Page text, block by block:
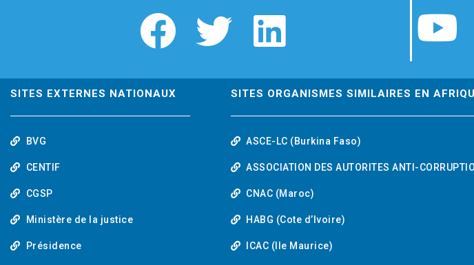
F
a
c
T
e
L
n
k
e
d
i
Y
u
u
SITES EXTERNES NATIONAUX
BVG
CENTIF
CGSP
Ministère de la justice
Présidence
SITES ORGANISMES SIMILAIRES EN
ASCE-LC (Burkina Faso)
ASSOCIATION DES AUTORITES ANTI-
CNAC (Maroc)
HABG (Cote d’Ivoire)
ICAC (Ile Maurice)